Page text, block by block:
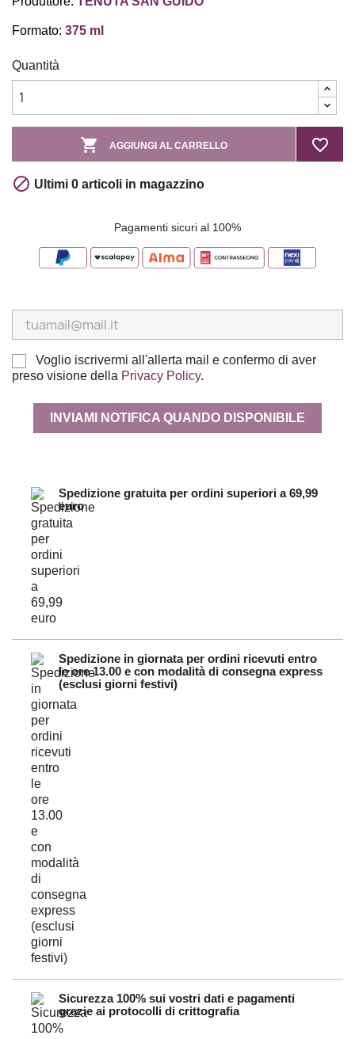
Formato: 375 ml
Quantità
 AGGIUNGI AL CARRELLO favorite_border
 Ultimi 0 articoli in magazzino
Pagamenti sicuri al 100%
Voglio iscrivermi all'allerta mail e confermo di aver
preso visione della Privacy Policy.
INVIAMI NOTIFICA QUANDO DISPONIBILE
Spedizione gratuita per ordini superiori a 69,99
euro
Spedizione in giornata per ordini ricevuti entro
le ore 13.00 e con modalità di consegna express
(esclusi giorni festivi)
Sicurezza 100% sui vostri dati e pagamenti
grazie ai protocolli di crittografia